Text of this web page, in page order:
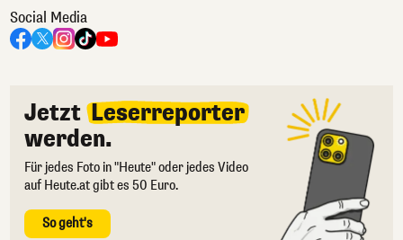
Social Media
Jetzt Leserreporter
werden.
Für jedes Foto in "Heute" oder jedes Video
auf Heute.at gibt es 50 Euro.
So geht's